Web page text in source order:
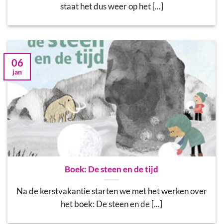
staat het dus weer op het [...]
Boek: De steen en de tijd
Na de kerstvakantie starten we met het werken over
het boek: De steen en de [...]
06
jan